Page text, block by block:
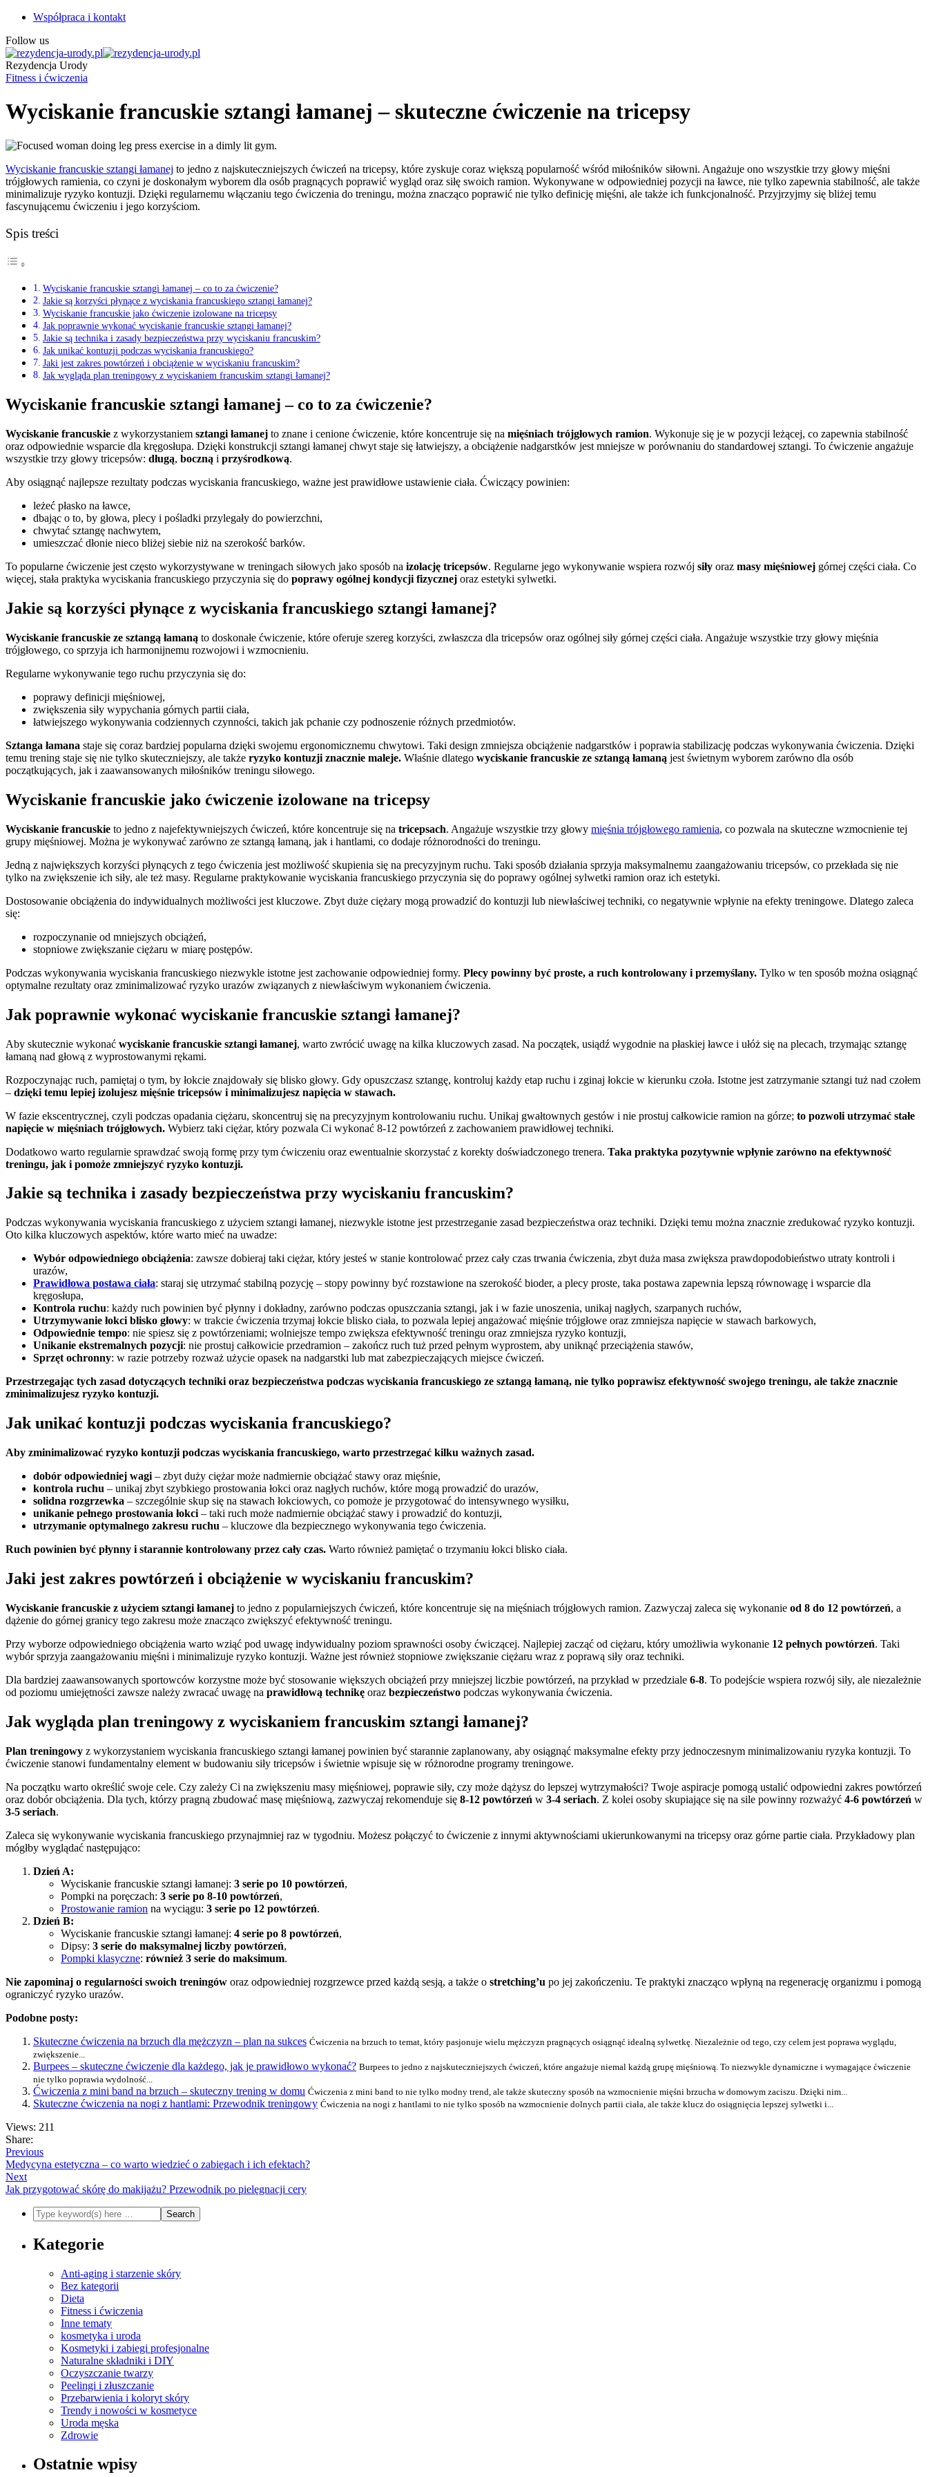
Współpraca i kontakt
Follow us
Rezydencja Urody
Fitness i ćwiczenia
Wyciskanie francuskie sztangi łamanej – skuteczne ćwiczenie na tricepsy
Wyciskanie francuskie sztangi łamanej to jedno z najskuteczniejszych ćwiczeń na tricepsy, które zyskuje coraz większą popularność wśród miłośników siłowni. Angażuje ono wszystkie trzy głowy mięśni
trójgłowych ramienia, co czyni je doskonałym wyborem dla osób pragnących poprawić wygląd oraz siłę swoich ramion. Wykonywane w odpowiedniej pozycji na ławce, nie tylko zapewnia stabilność, ale także
minimalizuje ryzyko kontuzji. Dzięki regularnemu włączaniu tego ćwiczenia do treningu, można znacząco poprawić nie tylko definicję mięśni, ale także ich funkcjonalność. Przyjrzyjmy się bliżej temu
fascynującemu ćwiczeniu i jego korzyściom.
Spis treści
Wyciskanie francuskie sztangi łamanej – co to za ćwiczenie?
Jakie są korzyści płynące z wyciskania francuskiego sztangi łamanej?
Wyciskanie francuskie jako ćwiczenie izolowane na tricepsy
Jak poprawnie wykonać wyciskanie francuskie sztangi łamanej?
Jakie są technika i zasady bezpieczeństwa przy wyciskaniu francuskim?
Jak unikać kontuzji podczas wyciskania francuskiego?
Jaki jest zakres powtórzeń i obciążenie w wyciskaniu francuskim?
Jak wygląda plan treningowy z wyciskaniem francuskim sztangi łamanej?
Wyciskanie francuskie sztangi łamanej – co to za ćwiczenie?
Wyciskanie francuskie z wykorzystaniem sztangi łamanej to znane i cenione ćwiczenie, które koncentruje się na mięśniach trójgłowych ramion. Wykonuje się je w pozycji leżącej, co zapewnia stabilność
oraz odpowiednie wsparcie dla kręgosłupa. Dzięki konstrukcji sztangi łamanej chwyt staje się łatwiejszy, a obciążenie nadgarstków jest mniejsze w porównaniu do standardowej sztangi. To ćwiczenie angażuje
wszystkie trzy głowy tricepsów: długą, boczną i przyśrodkową.
Aby osiągnąć najlepsze rezultaty podczas wyciskania francuskiego, ważne jest prawidłowe ustawienie ciała. Ćwiczący powinien:
leżeć płasko na ławce,
dbając o to, by głowa, plecy i pośladki przylegały do powierzchni,
chwytać sztangę nachwytem,
umieszczać dłonie nieco bliżej siebie niż na szerokość barków.
To popularne ćwiczenie jest często wykorzystywane w treningach siłowych jako sposób na izolację tricepsów. Regularne jego wykonywanie wspiera rozwój siły oraz masy mięśniowej górnej części ciała. Co
więcej, stała praktyka wyciskania francuskiego przyczynia się do poprawy ogólnej kondycji fizycznej oraz estetyki sylwetki.
Jakie są korzyści płynące z wyciskania francuskiego sztangi łamanej?
Wyciskanie francuskie ze sztangą łamaną to doskonałe ćwiczenie, które oferuje szereg korzyści, zwłaszcza dla tricepsów oraz ogólnej siły górnej części ciała. Angażuje wszystkie trzy głowy mięśnia
trójgłowego, co sprzyja ich harmonijnemu rozwojowi i wzmocnieniu.
Regularne wykonywanie tego ruchu przyczynia się do:
poprawy definicji mięśniowej,
zwiększenia siły wypychania górnych partii ciała,
łatwiejszego wykonywania codziennych czynności, takich jak pchanie czy podnoszenie różnych przedmiotów.
Sztanga łamana staje się coraz bardziej popularna dzięki swojemu ergonomicznemu chwytowi. Taki design zmniejsza obciążenie nadgarstków i poprawia stabilizację podczas wykonywania ćwiczenia. Dzięki
temu trening staje się nie tylko skuteczniejszy, ale także ryzyko kontuzji znacznie maleje. Właśnie dlatego wyciskanie francuskie ze sztangą łamaną jest świetnym wyborem zarówno dla osób
początkujących, jak i zaawansowanych miłośników treningu siłowego.
Wyciskanie francuskie jako ćwiczenie izolowane na tricepsy
Wyciskanie francuskie to jedno z najefektywniejszych ćwiczeń, które koncentruje się na tricepsach. Angażuje wszystkie trzy głowy mięśnia trójgłowego ramienia, co pozwala na skuteczne wzmocnienie tej
grupy mięśniowej. Można je wykonywać zarówno ze sztangą łamaną, jak i hantlami, co dodaje różnorodności do treningu.
Jedną z największych korzyści płynących z tego ćwiczenia jest możliwość skupienia się na precyzyjnym ruchu. Taki sposób działania sprzyja maksymalnemu zaangażowaniu tricepsów, co przekłada się nie
tylko na zwiększenie ich siły, ale też masy. Regularne praktykowanie wyciskania francuskiego przyczynia się do poprawy ogólnej sylwetki ramion oraz ich estetyki.
Dostosowanie obciążenia do indywidualnych możliwości jest kluczowe. Zbyt duże ciężary mogą prowadzić do kontuzji lub niewłaściwej techniki, co negatywnie wpłynie na efekty treningowe. Dlatego zaleca
się:
rozpoczynanie od mniejszych obciążeń,
stopniowe zwiększanie ciężaru w miarę postępów.
Podczas wykonywania wyciskania francuskiego niezwykle istotne jest zachowanie odpowiedniej formy. Plecy powinny być proste, a ruch kontrolowany i przemyślany. Tylko w ten sposób można osiągnąć
optymalne rezultaty oraz zminimalizować ryzyko urazów związanych z niewłaściwym wykonaniem ćwiczenia.
Jak poprawnie wykonać wyciskanie francuskie sztangi łamanej?
Aby skutecznie wykonać wyciskanie francuskie sztangi łamanej, warto zwrócić uwagę na kilka kluczowych zasad. Na początek, usiądź wygodnie na płaskiej ławce i ułóż się na plecach, trzymając sztangę
łamaną nad głową z wyprostowanymi rękami.
Rozpoczynając ruch, pamiętaj o tym, by łokcie znajdowały się blisko głowy. Gdy opuszczasz sztangę, kontroluj każdy etap ruchu i zginaj łokcie w kierunku czoła. Istotne jest zatrzymanie sztangi tuż nad czołem
– dzięki temu lepiej izolujesz mięśnie tricepsów i minimalizujesz napięcia w stawach.
W fazie ekscentrycznej, czyli podczas opadania ciężaru, skoncentruj się na precyzyjnym kontrolowaniu ruchu. Unikaj gwałtownych gestów i nie prostuj całkowicie ramion na górze; to pozwoli utrzymać stałe
napięcie w mięśniach trójgłowych. Wybierz taki ciężar, który pozwala Ci wykonać 8-12 powtórzeń z zachowaniem prawidłowej techniki.
Dodatkowo warto regularnie sprawdzać swoją formę przy tym ćwiczeniu oraz ewentualnie skorzystać z korekty doświadczonego trenera. Taka praktyka pozytywnie wpłynie zarówno na efektywność
treningu, jak i pomoże zmniejszyć ryzyko kontuzji.
Jakie są technika i zasady bezpieczeństwa przy wyciskaniu francuskim?
Podczas wykonywania wyciskania francuskiego z użyciem sztangi łamanej, niezwykle istotne jest przestrzeganie zasad bezpieczeństwa oraz techniki. Dzięki temu można znacznie zredukować ryzyko kontuzji.
Oto kilka kluczowych aspektów, które warto mieć na uwadze:
Wybór odpowiedniego obciążenia: zawsze dobieraj taki ciężar, który jesteś w stanie kontrolować przez cały czas trwania ćwiczenia, zbyt duża masa zwiększa prawdopodobieństwo utraty kontroli i
urazów,
Prawidłowa postawa ciała: staraj się utrzymać stabilną pozycję – stopy powinny być rozstawione na szerokość bioder, a plecy proste, taka postawa zapewnia lepszą równowagę i wsparcie dla
kręgosłupa,
Kontrola ruchu: każdy ruch powinien być płynny i dokładny, zarówno podczas opuszczania sztangi, jak i w fazie unoszenia, unikaj nagłych, szarpanych ruchów,
Utrzymywanie łokci blisko głowy: w trakcie ćwiczenia trzymaj łokcie blisko ciała, to pozwala lepiej angażować mięśnie trójgłowe oraz zmniejsza napięcie w stawach barkowych,
Odpowiednie tempo: nie spiesz się z powtórzeniami; wolniejsze tempo zwiększa efektywność treningu oraz zmniejsza ryzyko kontuzji,
Unikanie ekstremalnych pozycji: nie prostuj całkowicie przedramion – zakończ ruch tuż przed pełnym wyprostem, aby uniknąć przeciążenia stawów,
Sprzęt ochronny: w razie potrzeby rozważ użycie opasek na nadgarstki lub mat zabezpieczających miejsce ćwiczeń.
Przestrzegając tych zasad dotyczących techniki oraz bezpieczeństwa podczas wyciskania francuskiego ze sztangą łamaną, nie tylko poprawisz efektywność swojego treningu, ale także znacznie
zminimalizujesz ryzyko kontuzji.
Jak unikać kontuzji podczas wyciskania francuskiego?
Aby zminimalizować ryzyko kontuzji podczas wyciskania francuskiego, warto przestrzegać kilku ważnych zasad.
dobór odpowiedniej wagi – zbyt duży ciężar może nadmiernie obciążać stawy oraz mięśnie,
kontrola ruchu – unikaj zbyt szybkiego prostowania łokci oraz nagłych ruchów, które mogą prowadzić do urazów,
solidna rozgrzewka – szczególnie skup się na stawach łokciowych, co pomoże je przygotować do intensywnego wysiłku,
unikanie pełnego prostowania łokci – taki ruch może nadmiernie obciążać stawy i prowadzić do kontuzji,
utrzymanie optymalnego zakresu ruchu – kluczowe dla bezpiecznego wykonywania tego ćwiczenia.
Ruch powinien być płynny i starannie kontrolowany przez cały czas. Warto również pamiętać o trzymaniu łokci blisko ciała.
Jaki jest zakres powtórzeń i obciążenie w wyciskaniu francuskim?
Wyciskanie francuskie z użyciem sztangi łamanej to jedno z popularniejszych ćwiczeń, które koncentruje się na mięśniach trójgłowych ramion. Zazwyczaj zaleca się wykonanie od 8 do 12 powtórzeń, a
dążenie do górnej granicy tego zakresu może znacząco zwiększyć efektywność treningu.
Przy wyborze odpowiedniego obciążenia warto wziąć pod uwagę indywidualny poziom sprawności osoby ćwiczącej. Najlepiej zacząć od ciężaru, który umożliwia wykonanie 12 pełnych powtórzeń. Taki
wybór sprzyja zaangażowaniu mięśni i minimalizuje ryzyko kontuzji. Ważne jest również stopniowe zwiększanie ciężaru wraz z poprawą siły oraz techniki.
Dla bardziej zaawansowanych sportowców korzystne może być stosowanie większych obciążeń przy mniejszej liczbie powtórzeń, na przykład w przedziale 6-8. To podejście wspiera rozwój siły, ale niezależnie
od poziomu umiejętności zawsze należy zwracać uwagę na prawidłową technikę oraz bezpieczeństwo podczas wykonywania ćwiczenia.
Jak wygląda plan treningowy z wyciskaniem francuskim sztangi łamanej?
Plan treningowy z wykorzystaniem wyciskania francuskiego sztangi łamanej powinien być starannie zaplanowany, aby osiągnąć maksymalne efekty przy jednoczesnym minimalizowaniu ryzyka kontuzji. To
ćwiczenie stanowi fundamentalny element w budowaniu siły tricepsów i świetnie wpisuje się w różnorodne programy treningowe.
Na początku warto określić swoje cele. Czy zależy Ci na zwiększeniu masy mięśniowej, poprawie siły, czy może dążysz do lepszej wytrzymałości? Twoje aspiracje pomogą ustalić odpowiedni zakres powtórzeń
oraz dobór obciążenia. Dla tych, którzy pragną zbudować masę mięśniową, zazwyczaj rekomenduje się 8-12 powtórzeń w 3-4 seriach. Z kolei osoby skupiające się na sile powinny rozważyć 4-6 powtórzeń w
3-5 seriach.
Zaleca się wykonywanie wyciskania francuskiego przynajmniej raz w tygodniu. Możesz połączyć to ćwiczenie z innymi aktywnościami ukierunkowanymi na tricepsy oraz górne partie ciała. Przykładowy plan
mógłby wyglądać następująco:
Dzień A:
Wyciskanie francuskie sztangi łamanej: 3 serie po 10 powtórzeń,
Pompki na poręczach: 3 serie po 8-10 powtórzeń,
Prostowanie ramion na wyciągu: 3 serie po 12 powtórzeń.
Dzień B:
Wyciskanie francuskie sztangi łamanej: 4 serie po 8 powtórzeń,
Dipsy: 3 serie do maksymalnej liczby powtórzeń,
Pompki klasyczne: również 3 serie do maksimum.
Nie zapominaj o regularności swoich treningów oraz odpowiedniej rozgrzewce przed każdą sesją, a także o stretching’u po jej zakończeniu. Te praktyki znacząco wpłyną na regenerację organizmu i pomogą
ograniczyć ryzyko urazów.
Podobne posty:
Skuteczne ćwiczenia na brzuch dla mężczyzn – plan na sukces Ćwiczenia na brzuch to temat, który pasjonuje wielu mężczyzn pragnących osiągnąć idealną sylwetkę. Niezależnie od tego, czy celem jest poprawa wyglądu,
zwiększenie...
Burpees – skuteczne ćwiczenie dla każdego, jak je prawidłowo wykonać? Burpees to jedno z najskuteczniejszych ćwiczeń, które angażuje niemal każdą grupę mięśniową. To niezwykle dynamiczne i wymagające ćwiczenie
nie tylko poprawia wydolność...
Ćwiczenia z mini band na brzuch – skuteczny trening w domu Ćwiczenia z mini band to nie tylko modny trend, ale także skuteczny sposób na wzmocnienie mięśni brzucha w domowym zaciszu. Dzięki nim...
Skuteczne ćwiczenia na nogi z hantlami: Przewodnik treningowy Ćwiczenia na nogi z hantlami to nie tylko sposób na wzmocnienie dolnych partii ciała, ale także klucz do osiągnięcia lepszej sylwetki i...
Views: 211
Share:
Previous
Medycyna estetyczna – co warto wiedzieć o zabiegach i ich efektach?
Next
Jak przygotować skórę do makijażu? Przewodnik po pielęgnacji cery
Kategorie
Anti-aging i starzenie skóry
Bez kategorii
Dieta
Fitness i ćwiczenia
Inne tematy
kosmetyka i uroda
Kosmetyki i zabiegi profesjonalne
Naturalne składniki i DIY
Oczyszczanie twarzy
Peelingi i złuszczanie
Przebarwienia i koloryt skóry
Trendy i nowości w kosmetyce
Uroda męska
Zdrowie
Ostatnie wpisy